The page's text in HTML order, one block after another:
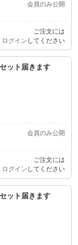
会員のみ公開
ご注文には
ログイン してください
ット届きます
会員のみ公開
ご注文には
ログイン してください
ット届きます